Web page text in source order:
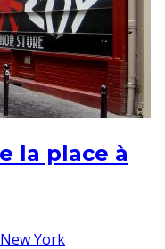
la place à
New York